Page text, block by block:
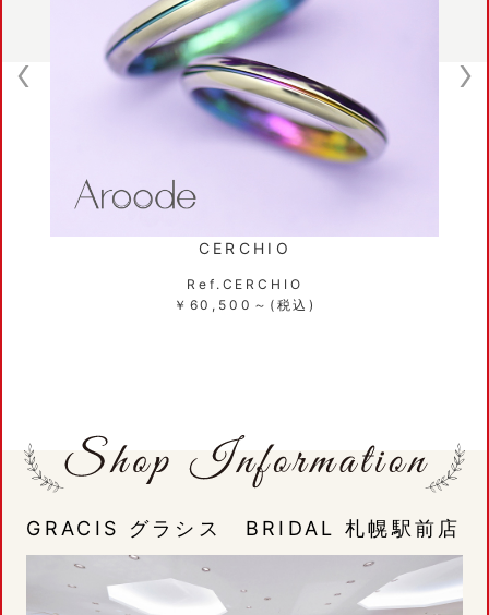
Ref.ARMONIA
￥104,500～(税込)
GRACIS グラシス BRIDAL 札幌駅前店